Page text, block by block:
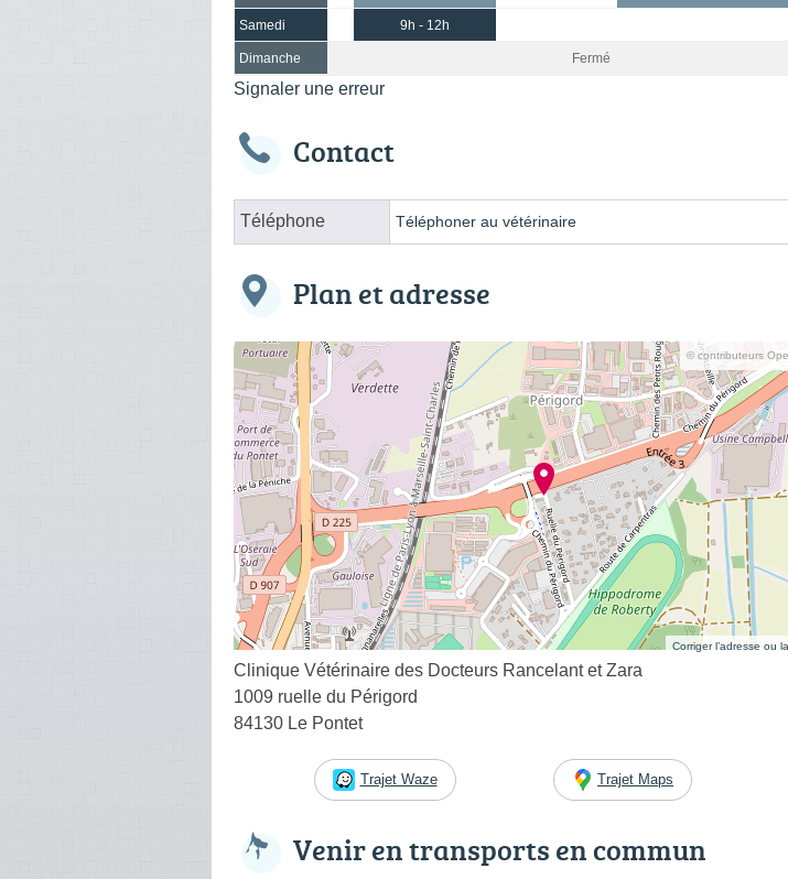
Samedi 9h - 12h
Dimanche Fermé
Signaler une erreur
Contact
Téléphone Téléphoner au vétérinaire
Plan et adresse
© contributeurs
Corriger l’adresse ou
Clinique Vétérinaire des Docteurs Rancelant et Zara
1009 ruelle du Périgord
84130 Le Pontet
Trajet Waze Trajet Maps
Venir en transports en commun